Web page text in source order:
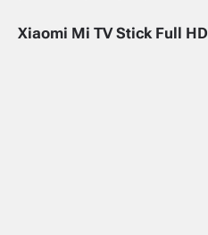
Xiaomi Mi TV Stick Full HD